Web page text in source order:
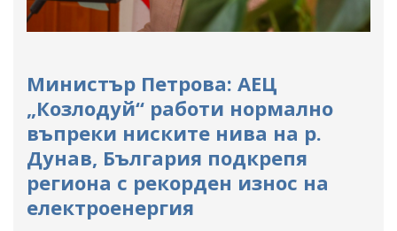
Министър Петрова: АЕЦ
„Козлодуй“ работи нормално
въпреки ниските нива на р.
Дунав, България подкрепя
региона с рекорден износ на
електроенергия